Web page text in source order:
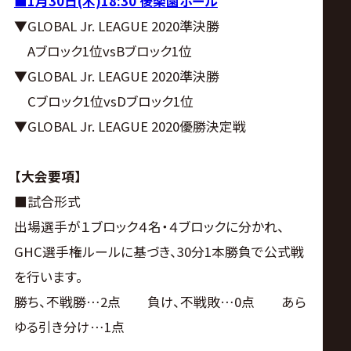
▼GLOBAL Jr. LEAGUE 2020準決勝
Aブロック1位vsBブロック1位
▼GLOBAL Jr. LEAGUE 2020準決勝
Cブロック1位vsDブロック1位
▼GLOBAL Jr. LEAGUE 2020優勝決定戦
【大会要項】
■試合形式
出場選手が１ブロック４名・４ブロックに分かれ、
GHC選手権ルールに基づき、30分1本勝負で公式戦
を行います。
勝ち、不戦勝…2点 負け、不戦敗…0点 あら
ゆる引き分け…1点